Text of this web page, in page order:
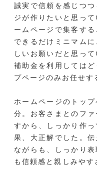
誠実で信頼を感じつ
ジが作りたいと思っ
ームページで集客す
できるだけミニマム
しいお願いだと思っ
補助金を利用しては
プページのみお任せす
ホームページのトッ
分。お客さまとのフ
すから、しっかり作
果、大正解でした。
ながらも、しっかり
も信頼感と親しみや